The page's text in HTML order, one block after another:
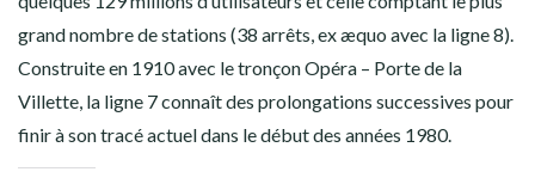
grand nombre de stations (38 arrêts, ex æquo avec la ligne 8).
Construite en 1910 avec le tronçon Opéra – Porte de la
Villette, la ligne 7 connaît des prolongations successives pour
finir à son tracé actuel dans le début des années 1980.